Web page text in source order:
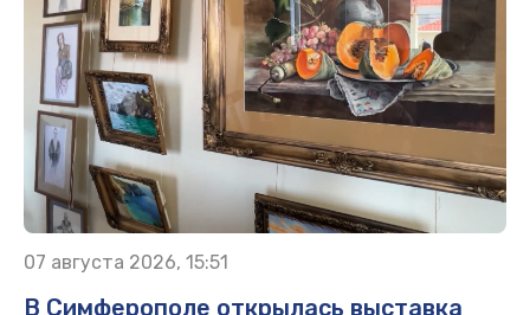
07 августа 2026, 15:51
В Симферополе открылась выставка